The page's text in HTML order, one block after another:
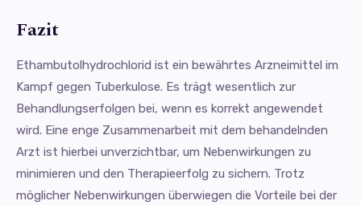
Fazit
Ethambutolhydrochlorid ist ein bewährtes Arzneimittel im
Kampf gegen Tuberkulose. Es trägt wesentlich zur
Behandlungserfolgen bei, wenn es korrekt angewendet
wird. Eine enge Zusammenarbeit mit dem behandelnden
Arzt ist hierbei unverzichtbar, um Nebenwirkungen zu
minimieren und den Therapieerfolg zu sichern. Trotz
möglicher Nebenwirkungen überwiegen die Vorteile bei der